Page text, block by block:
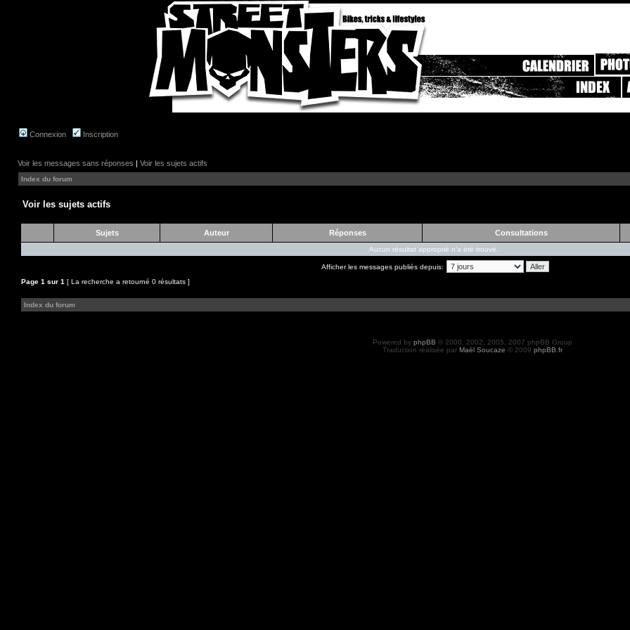
Connexion Inscription
Voir les messages sans réponses | Voir les sujets actifs
Index du forum
Voir les sujets actifs
Sujets Auteur Réponses Consultations
Aucun résultat approprié n’a été trouvé.
Afficher les messages publiés depuis:
Page 1 sur 1 [ La recherche a retourné 0 résultats ]
Index du forum
Powered by phpBB © 2000, 2002, 2005, 2007 phpBB Group
Traduction réalisée par Maël Soucaze © 2009 phpBB.fr